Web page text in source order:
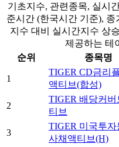
기초지수, 관련종목, 실시
준시간 (한국시간 기준),
지수 대비 실시간지수 상
제공하는 테
순위
종목명
1
TIGER CD금리
액티브(합성)
2
TIGER 배당커버
티브
3
TIGER 미국투자
사채액티브(H)